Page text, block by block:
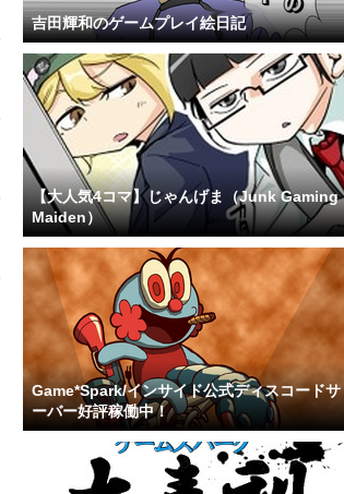
吉田輝和のゲームプレイ絵日記
【大人気4コマ】じゃんげま（Junk Gaming
Maiden）
Game*Spark/インサイド公式ディスコードサ
ーバー好評稼働中！